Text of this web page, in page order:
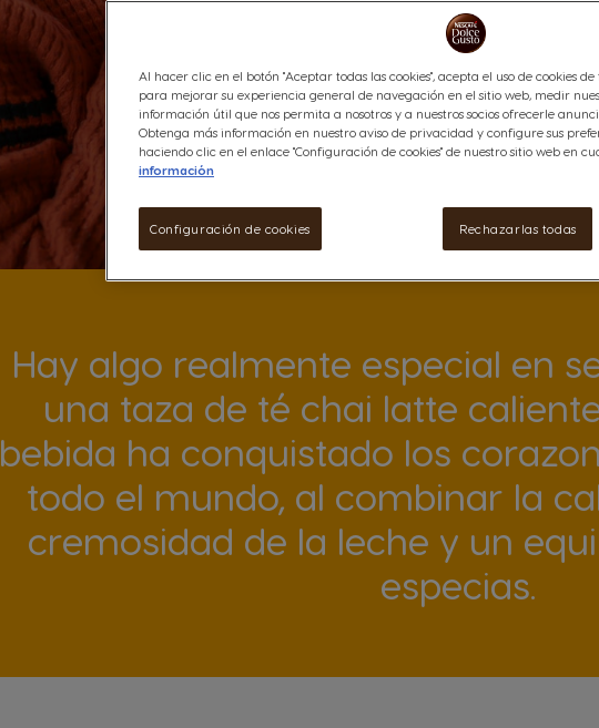
Hay algo realmente especial en
una taza de té chai latte
bebida ha conquistado los
todo el mundo, al combinar la
cremosidad de la leche y un
especias.
Al hacer clic en el botón "Aceptar todas las cookies", acepta el uso de cookies
para mejorar su experiencia general de navegación en el sitio web, medir
información útil que nos permita a nosotros y a nuestros socios ofrecerle
Obtenga más información en nuestro aviso de privacidad y configure sus
haciendo clic en el enlace "Configuración de cookies" de nuestro sitio web en
información
Rechazarlas todas
Configuración de cookies